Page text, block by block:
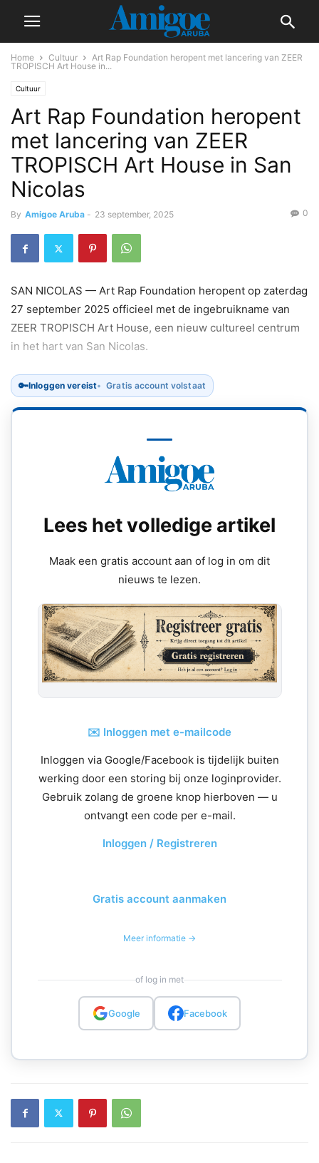
Home Cultuur
Art Rap Foundation heropent met lancering van ZEER
TROPISCH Art House in...
Cultuur
Art Rap Foundation heropent
met lancering van ZEER
TROPISCH Art House in San
Nicolas
By Amigoe Aruba - 23 september, 2025 0
SAN NICOLAS — Art Rap Foundation heropent op zaterdag
27 september 2025 officieel met de ingebruikname van
ZEER TROPISCH Art House, een nieuw cultureel centrum
in het hart van San Nicolas.
🔑Inloggen vereist Gratis account volstaat
Lees het volledige artikel
Maak een gratis account aan of log in om dit
nieuws te lezen.
✉️ Inloggen met e-mailcode
Inloggen via Google/Facebook is tijdelijk buiten
werking door een storing bij onze loginprovider.
Gebruik zolang de groene knop hierboven — u
ontvangt een code per e-mail.
Inloggen / Registreren
Gratis account aanmaken
Meer informatie →
of log in met
Google Facebook